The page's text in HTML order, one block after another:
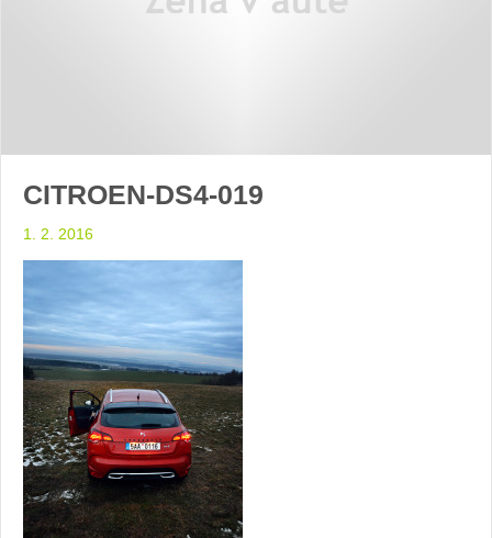
CITROEN-DS4-019
1. 2. 2016